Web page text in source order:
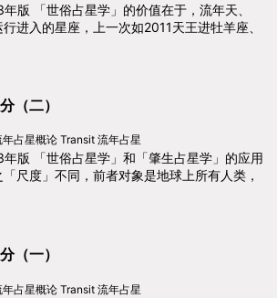
版 「世俗占星学」的价值在于，流年天、
进入的星座，上一次如2011天王进牡羊座、
（二）
年占星概论Transit 流年占星
版 「世俗占星学」和「肇生占星学」的应用
尺度」不同，前者对象是地球上所有人类，
（一）
年占星概论Transit 流年占星